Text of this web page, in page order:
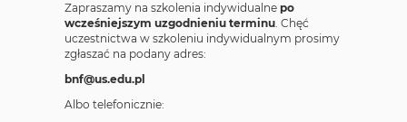
Zapraszamy na szkolenia indywidualne po
wcześniejszym uzgodnieniu terminu. Chęć
uczestnictwa w szkoleniu indywidualnym prosimy
zgłaszać na podany adres:
bnf@us.edu.pl
Albo telefonicznie: